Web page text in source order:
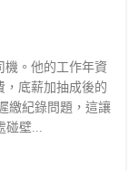
機。他的工作年資
，底薪加抽成後的
繳紀錄問題，這讓
壁...